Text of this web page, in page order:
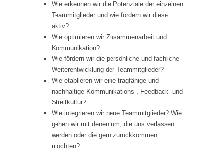
Wie erkennen wir die Potenziale der einzelnen
Teammitglieder und wie fördern wir diese
aktiv?
Wie optimieren wir Zusammenarbeit und
Kommunikation?
Wie fördern wir die persönliche und fachliche
Weiterentwicklung der Teammitglieder?
Wie etablieren wir eine tragfähige und
nachhaltige Kommunikations-, Feedback- und
Streitkultur?
Wie integrieren wir neue Teammitglieder? Wie
gehen wir mit denen um, die uns verlassen
werden oder die gern zurückkommen
möchten?